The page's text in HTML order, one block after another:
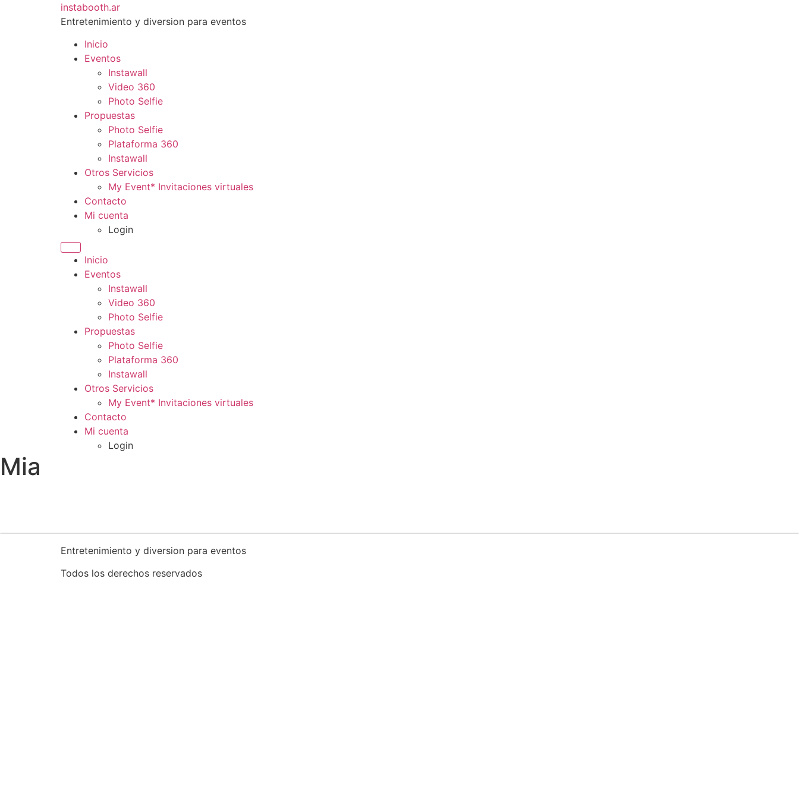
instabooth.ar
Entretenimiento y diversion para eventos
Inicio
Eventos
Instawall
Video 360
Photo Selfie
Propuestas
Photo Selfie
Plataforma 360
Instawall
Otros Servicios
My Event* Invitaciones virtuales
Contacto
Mi cuenta
Login
Inicio
Eventos
Instawall
Video 360
Photo Selfie
Propuestas
Photo Selfie
Plataforma 360
Instawall
Otros Servicios
My Event* Invitaciones virtuales
Contacto
Mi cuenta
Login
Mia
Entretenimiento y diversion para eventos
Todos los derechos reservados